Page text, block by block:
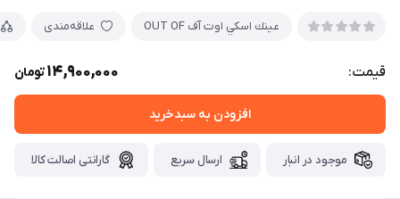
عينك اسكي اوت آف OUT OF علاقه‌مندی
قیمت: 14,900,000تومان
افزودن به سبدخرید
موجود در انبار ارسال سریع گارانتی اصالت کالا